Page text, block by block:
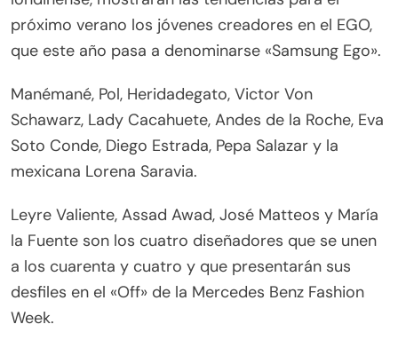
próximo verano los jóvenes creadores en el EGO,
que este año pasa a denominarse «Samsung Ego».
Manémané, Pol, Heridadegato, Victor Von
Schawarz, Lady Cacahuete, Andes de la Roche, Eva
Soto Conde, Diego Estrada, Pepa Salazar y la
mexicana Lorena Saravia.
Leyre Valiente, Assad Awad, José Matteos y María
la Fuente son los cuatro diseñadores que se unen
a los cuarenta y cuatro y que presentarán sus
desfiles en el «Off» de la Mercedes Benz Fashion
Week.